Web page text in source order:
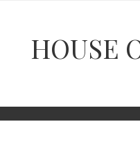
innehållHOUSE